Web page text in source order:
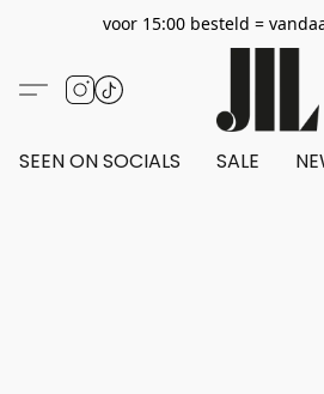
voor 15:00 besteld =
SEEN ON SOCIALS SALE